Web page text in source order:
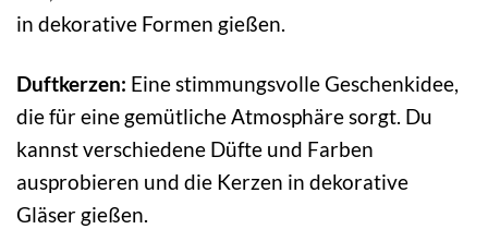
in dekorative Formen gießen.
Duftkerzen: Eine stimmungsvolle Geschenkidee,
die für eine gemütliche Atmosphäre sorgt. Du
kannst verschiedene Düfte und Farben
ausprobieren und die Kerzen in dekorative
Gläser gießen.